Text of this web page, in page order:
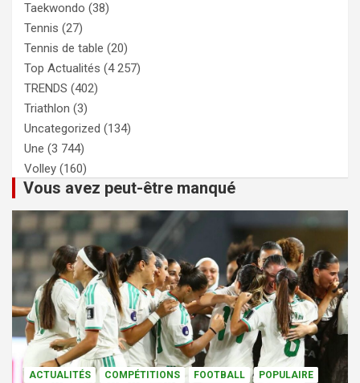
Taekwondo (38)
Tennis (27)
Tennis de table (20)
Top Actualités (4 257)
TRENDS (402)
Triathlon (3)
Uncategorized (134)
Une (3 744)
Volley (160)
Vous avez peut-être manqué
ACTUALITÉS COMPÉTITIONS FOOTBALL
POPULAIRE